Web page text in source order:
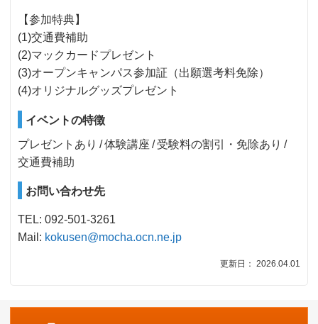
【参加特典】
(1)交通費補助
(2)マックカードプレゼント
(3)オープンキャンパス参加証（出願選考料免除）
(4)オリジナルグッズプレゼント
イベントの特徴
プレゼントあり
体験講座
受験料の割引・免除あり
交通費補助
お問い合わせ先
TEL: 092-501-3261
Mail: kokusen@mocha.ocn.ne.jp
更新日： 2026.04.01